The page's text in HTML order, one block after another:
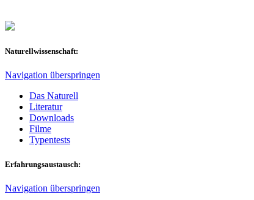
Naturellwissenschaft:
Navigation überspringen
Das Naturell
Literatur
Downloads
Filme
Typentests
Erfahrungsaustausch:
Navigation überspringen